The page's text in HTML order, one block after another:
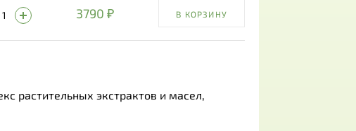
3790 ₽ В КОРЗИНУ
растительных экстрактов и масел,